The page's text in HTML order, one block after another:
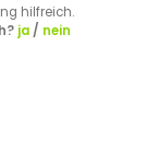
hilfreich.
ja/ nein